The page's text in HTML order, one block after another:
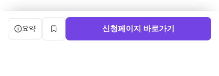
캠프 요약 정보와 상세 도우미, 북마크, 신청 버튼을 제공한다.
요약
북마크 신청페이지 바로가기